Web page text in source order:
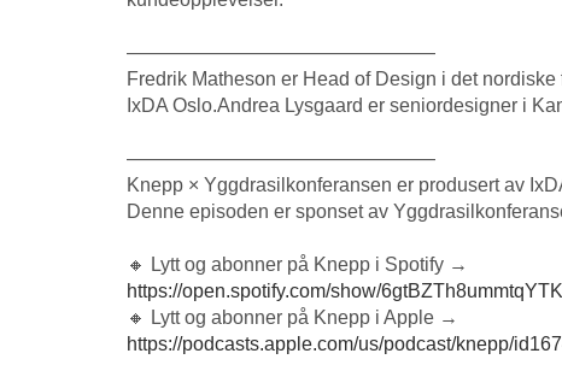
————————————————
Fredrik Matheson er Head of Design i det
IxDA Oslo.Andrea Lysgaard er seniordesigner i
————————————————
Knepp × Yggdrasilkonferansen er produsert av
Denne episoden er sponset av
🔸 Lytt og abonner på Knepp i Spotify →
https://open.spotify.com/show/
🔸 Lytt og abonner på Knepp i Apple →
https://podcasts.apple.com/us/podcast/knepp/